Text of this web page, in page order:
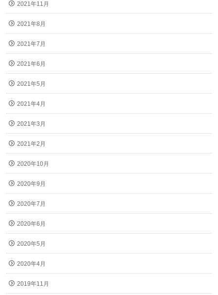
2021年11月
2021年8月
2021年7月
2021年6月
2021年5月
2021年4月
2021年3月
2021年2月
2020年10月
2020年9月
2020年7月
2020年6月
2020年5月
2020年4月
2019年11月